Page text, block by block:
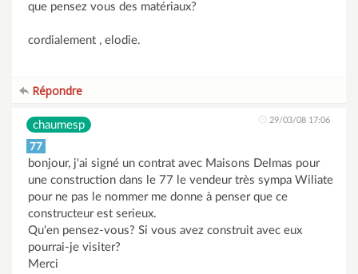
que pensez vous des matériaux?
cordialement , elodie.
Répondre
chaumesp 29/03/08 17:06
77
bonjour, j'ai signé un contrat avec Maisons Delmas pour
une construction dans le 77 le vendeur très sympa Wiliate
pour ne pas le nommer me donne à penser que ce
constructeur est serieux.
Qu'en pensez-vous? Si vous avez construit avec eux
pourrai-je visiter?
Merci